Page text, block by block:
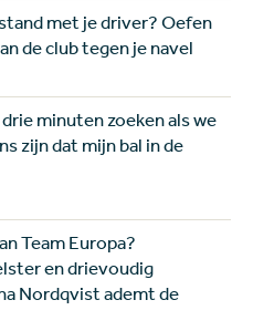
met je driver? Oefen
de club tegen je navel
minuten zoeken als we
zijn dat mijn bal in de
Team Europa?
en drievoudig
Nordqvist ademt de